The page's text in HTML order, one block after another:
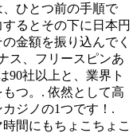
ひとつ前の手順で
るとその下に日本円
金額を振り込んでく
ス、フリースピンあ
90社以上と、業界ト
つ。. 依然として高
ジノの1つです！.
間にもちょこちょこ